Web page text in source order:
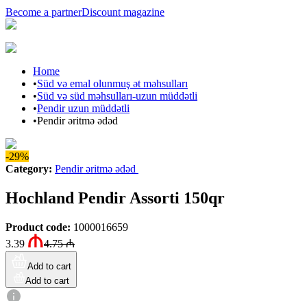
Become a partnerDiscount magazine
Home
•Süd və emal olunmuş ət məhsulları
•Süd və süd məhsulları-uzun müddətli
•Pendir uzun müddətli
•Pendir əritmə ədəd
-29%
Category: Pendir əritmə ədəd
Hochland Pendir Assorti 150qr
Product code: 1000016659
3.39
4.75₼
Add to cart
Add to cart